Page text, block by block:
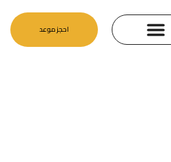
احجز موعد